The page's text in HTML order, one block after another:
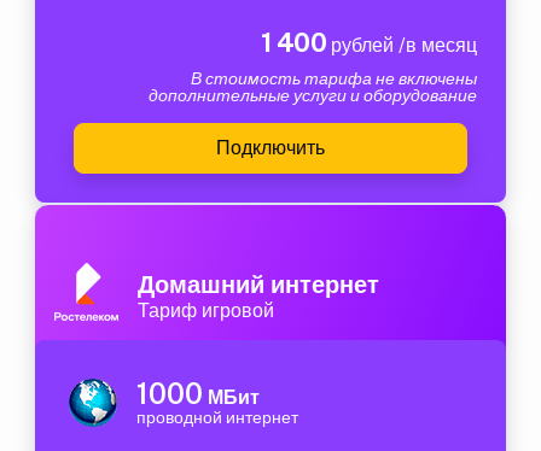
1 400 рублей /в месяц
В стоимость тарифа не включены
дополнительные услуги и оборудование
Подключить
Домашний интернет
Тариф игровой
1000 МБит
проводной интернет